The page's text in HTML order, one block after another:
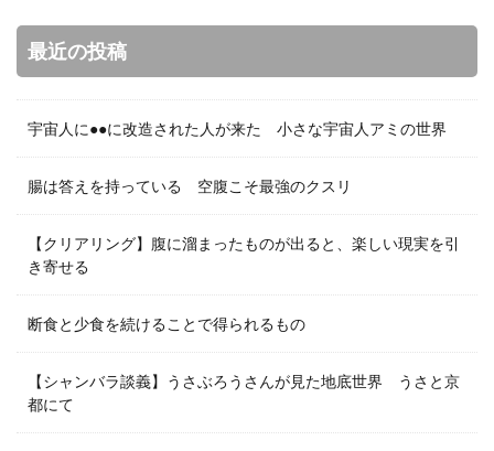
最近の投稿
宇宙人に●●に改造された人が来た 小さな宇宙人アミの世界
腸は答えを持っている 空腹こそ最強のクスリ
【クリアリング】腹に溜まったものが出ると、楽しい現実を引
き寄せる
断食と少食を続けることで得られるもの
【シャンバラ談義】うさぶろうさんが見た地底世界 うさと京
都にて